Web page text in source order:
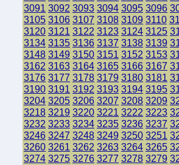
3091 3092 3093 3094 3095 3096
3105 3106 3107 3108 3109 3110
3120 3121 3122 3123 3124 3125
3134 3135 3136 3137 3138 3139
3148 3149 3150 3151 3152 3153
3162 3163 3164 3165 3166 3167
3176 3177 3178 3179 3180 3181
3190 3191 3192 3193 3194 3195
3204 3205 3206 3207 3208 3209
3218 3219 3220 3221 3222 3223
3232 3233 3234 3235 3236 3237
3246 3247 3248 3249 3250 3251
3260 3261 3262 3263 3264 3265
3274 3275 3276 3277 3278 3279